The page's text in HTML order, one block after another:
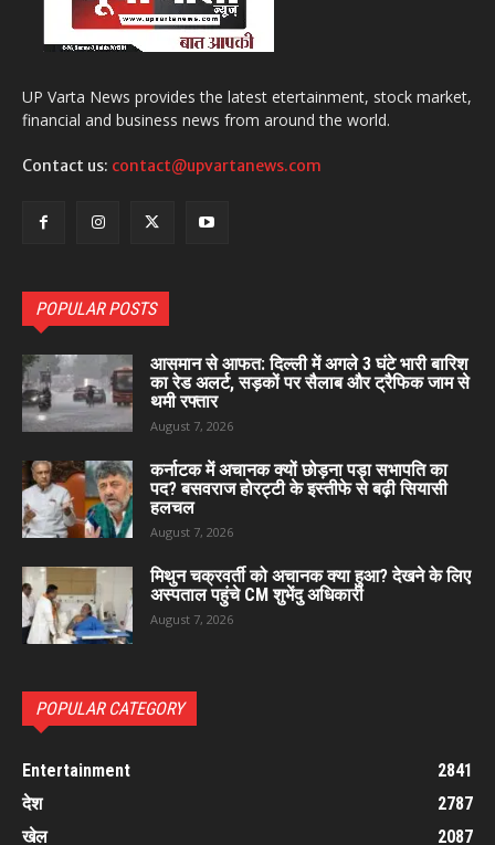
UP Varta News provides the latest etertainment, stock market,
financial and business news from around the world.
Contact us: contact@upvartanews.com
POPULAR POSTS
आसमान से आफत: दिल्ली में अगले 3 घंटे भारी बारिश
का रेड अलर्ट, सड़कों पर सैलाब और ट्रैफिक जाम से
थमी रफ्तार
August 7, 2026
कर्नाटक में अचानक क्यों छोड़ना पड़ा सभापति का
पद? बसवराज होरट्टी के इस्तीफे से बढ़ी सियासी
हलचल
August 7, 2026
मिथुन चक्रवर्ती को अचानक क्या हुआ? देखने के लिए
अस्पताल पहुंचे CM शुभेंदु अधिकारी
August 7, 2026
POPULAR CATEGORY
Entertainment
2841
देश
2787
खेल
2087